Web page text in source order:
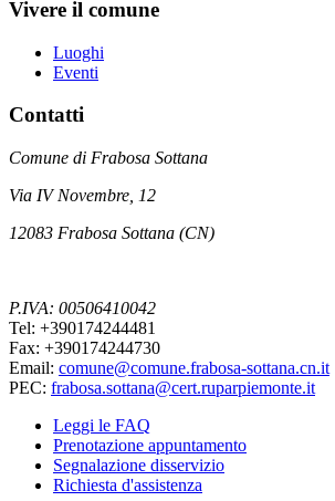
Vivere il comune
Luoghi
Eventi
Contatti
Comune di Frabosa Sottana
Via IV Novembre, 12
12083 Frabosa Sottana (CN)
P.IVA: 00506410042
Tel: +390174244481
Fax: +390174244730
Email: comune@comune.frabosa-sottana.cn.it
PEC: frabosa.sottana@cert.ruparpiemonte.it
Leggi le FAQ
Prenotazione appuntamento
Segnalazione disservizio
Richiesta d'assistenza